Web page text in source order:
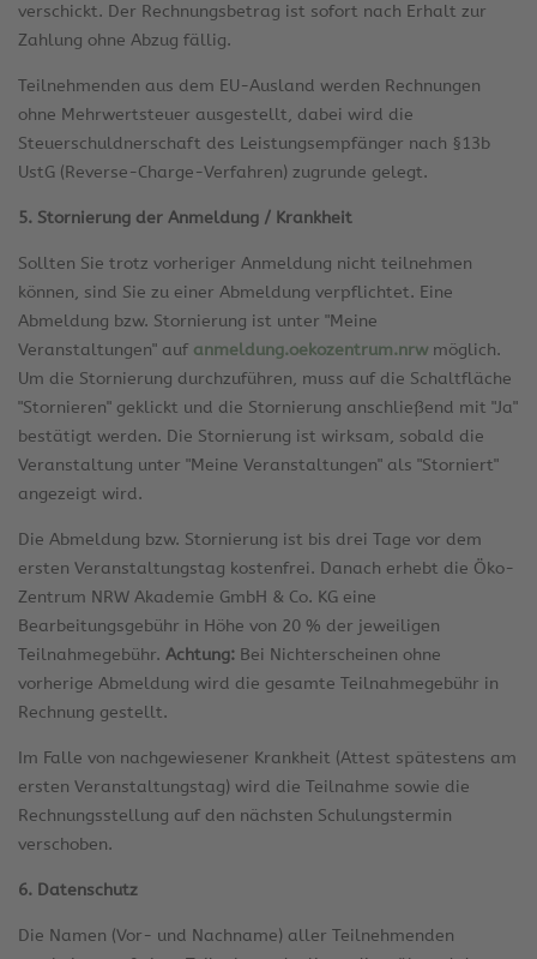
verschickt. Der Rechnungsbetrag ist sofort nach Erhalt zur
Zahlung ohne Abzug fällig.
Teilnehmenden aus dem EU-Ausland werden Rechnungen
ohne Mehrwertsteuer ausgestellt, dabei wird die
Steuerschuldnerschaft des Leistungsempfänger nach §13b
UstG (Reverse-Charge-Verfahren) zugrunde gelegt.
5. Stornierung der Anmeldung / Krankheit
Sollten Sie trotz vorheriger Anmeldung nicht teilnehmen
können, sind Sie zu einer Abmeldung verpflichtet. Eine
Abmeldung bzw. Stornierung ist unter "Meine
Veranstaltungen" auf anmeldung.oekozentrum.nrwmöglich.
Um die Stornierung durchzuführen, muss auf die Schaltfläche
"Stornieren" geklickt und die Stornierung anschließend mit "Ja"
bestätigt werden. Die Stornierung ist wirksam, sobald die
Veranstaltung unter "Meine Veranstaltungen" als "Storniert"
angezeigt wird.
Die Abmeldung bzw. Stornierung ist bis drei Tage vor dem
ersten Veranstaltungstag kostenfrei. Danach erhebt die Öko-
Zentrum NRW Akademie GmbH & Co. KG eine
Bearbeitungsgebühr in Höhe von 20 % der jeweiligen
Teilnahmegebühr. Achtung: Bei Nichterscheinen ohne
vorherige Abmeldung wird die gesamte Teilnahmegebühr in
Rechnung gestellt.
Im Falle von nachgewiesener Krankheit (Attest spätestens am
ersten Veranstaltungstag) wird die Teilnahme sowie die
Rechnungsstellung auf den nächsten Schulungstermin
verschoben.
6. Datenschutz
Die Namen (Vor- und Nachname) aller Teilnehmenden